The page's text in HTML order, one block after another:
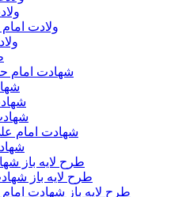
ولادت
شهادت
شهادت امام
طرح لایه باز
طرح لایه باز
طرح لایه باز شهادت